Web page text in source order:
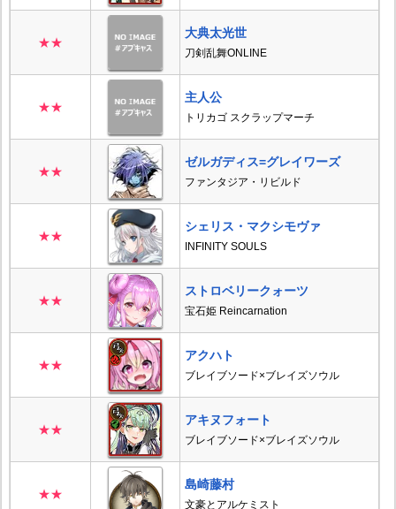
★★
大典太光世
刀剣乱舞ONLINE
★★
主人公
トリカゴ スクラップマーチ
★★
ゼルガディス=グレイワーズ
ファンタジア・リビルド
★★
シェリス・マクシモヴァ
INFINITY SOULS
★★
ストロベリークォーツ
宝石姫 Reincarnation
★★
アクハト
ブレイブソード×ブレイズソウル
★★
アキヌフォート
ブレイブソード×ブレイズソウル
★★
島崎藤村
文豪とアルケミスト